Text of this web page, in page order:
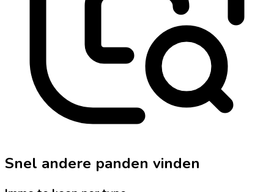
Snel andere panden vinden